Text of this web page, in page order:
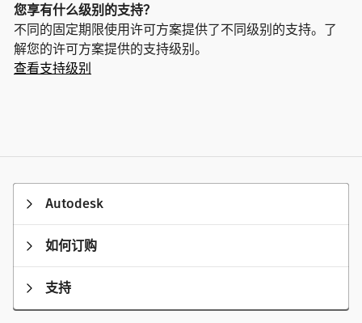
您享有什么级别的支持？
不同的固定期限使用许可方案提供了不同级别的支持。了
解您的许可方案提供的支持级别。
查看支持级别
Autodesk
如何订购
支持